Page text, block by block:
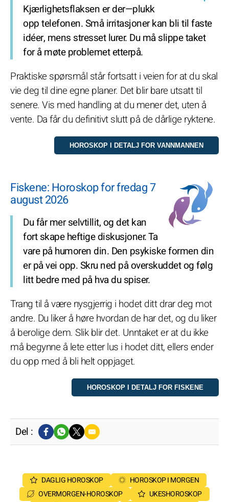
Kjærlighetsflaksen er der—plukk
opp telefonen. Små irritasjoner kan bli til faste
idéer, mens stresset lurer. Du må slippe taket
for å møte problemet etterpå.
Praktiske spørsmål står fortsatt i veien for at du skal
vie deg til dine egne planer. Det blir bare utsatt til
senere. Vis med handling at du mener det, uten å
vente. Da får du definitivt slutt på de dårlige ryktene.
Fiskene: Horoskop for fredag 7
august 2026
Du får mer selvtillit, og det kan
fort skape heftige diskusjoner. Ta
vare på humoren din. Den psykiske formen din
er på vei opp. Skru ned på overskuddet og følg
litt bedre med på hva du spiser.
Trang til å være nysgjerrig i hodet ditt drar deg mot
andre. Du liker å høre hvordan de har det, og du liker
å berolige dem. Slik blir det. Unntaket er at du ikke
må begynne å lete etter lus i hodet ditt, ellers ender
du opp med å bli helt oppjaget.
Del :
DAGLIG HOROSKOP
HOROSKOP I MORGEN
OVERMORGEN-HOROSKOP
UKESHOROSKOP